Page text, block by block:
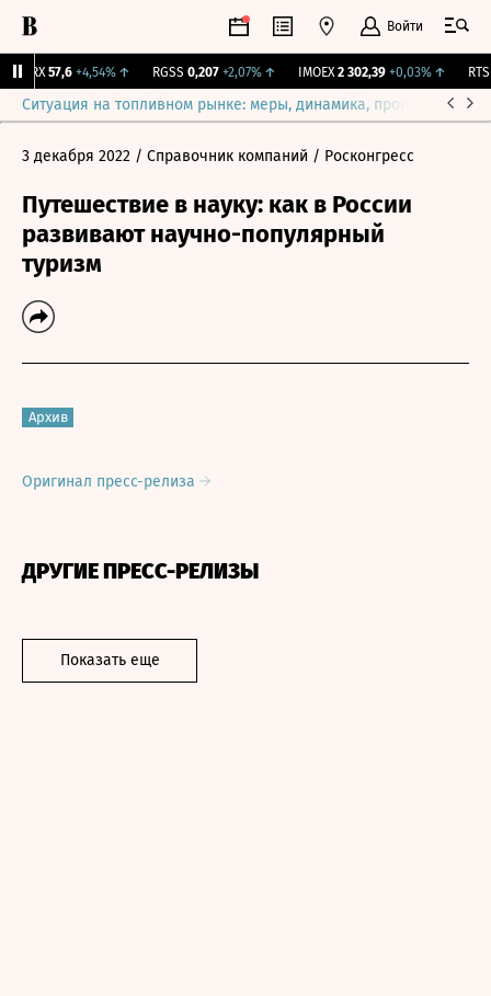
Войти
57,6 +4,54%↑ RGSS 0,207 +2,07%↑ IMOEX 2 302,39 +0,03%↑ RTSI
Ситуация на топливном рынке: меры, динамика, прогнозы
3 декабря 2022 / Справочник компаний / Росконгресс
Путешествие в науку: как в России
развивают научно-популярный
туризм
Архив
Оригинал пресс-релиза
ДРУГИЕ ПРЕСС-РЕЛИЗЫ
Показать еще